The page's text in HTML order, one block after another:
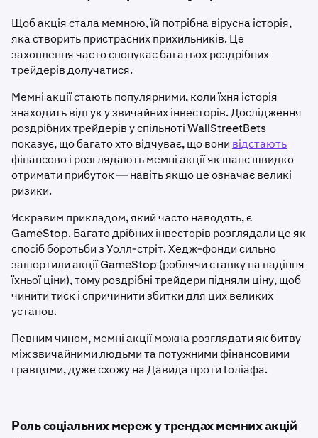
Щоб акція стала мемною, їй потрібна вірусна історія,
яка створить пристрасних прихильників. Це
захоплення часто спонукає багатьох роздрібних
трейдерів долучатися.
Мемні акції стають популярними, коли їхня історія
знаходить відгук у звичайних інвесторів. Дослідження
роздрібних трейдерів у спільноті WallStreetBets
показує, що багато хто відчуває, що вони відстають
фінансово і розглядають мемні акції як шанс швидко
отримати прибуток — навіть якщо це означає великі
ризики.
Яскравим прикладом, який часто наводять, є
GameStop. Багато дрібних інвесторів розглядали це як
спосіб боротьби з Уолл-стріт. Хедж-фонди сильно
зашортили акції GameStop (роблячи ставку на падіння
їхньої ціни), тому роздрібні трейдери підняли ціну, щоб
чинити тиск і спричинити збитки для цих великих
установ.
Певним чином, мемні акції можна розглядати як битву
між звичайними людьми та потужними фінансовими
гравцями, дуже схожу на Давида проти Голіафа.
Роль соціальних мереж у трендах мемних акцій